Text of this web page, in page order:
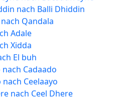
nach Balli Dhiddin
Qandala
Adale
Xidda
El buh
Cadaado
Ceelaayo
nach Ceel Dhere